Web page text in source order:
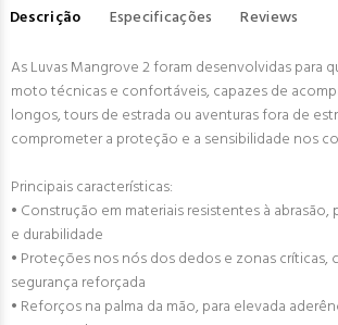
Descrição
Especificações
Reviews
As Luvas Mangrove 2 foram desenvolvidas para
moto técnicas e confortáveis, capazes de
longos, tours de estrada ou aventuras fora de
comprometer a proteção e a sensibilidade nos
Principais características:
• Construção em materiais resistentes à
e durabilidade
• Proteções nos nós dos dedos e zonas críticas,
segurança reforçada
• Reforços na palma da mão, para elevada